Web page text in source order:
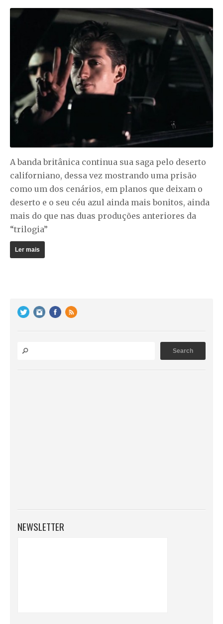
A banda britânica continua sua saga pelo deserto
californiano, dessa vez mostrando uma prisão
como um dos cenários, em planos que deixam o
deserto e o seu céu azul ainda mais bonitos, ainda
mais do que nas duas produções anteriores da
“trilogia”
Ler mais
NEWSLETTER